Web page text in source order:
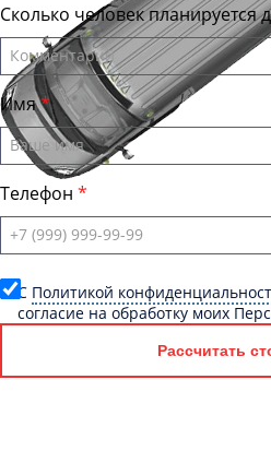
Сколько человек планируется
Имя
Телефон
C Политикой
согласие на обработку моих
Рассчитать